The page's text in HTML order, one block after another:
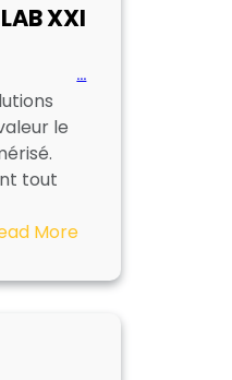
LAB XXI
…
le
tout
More:
XXI